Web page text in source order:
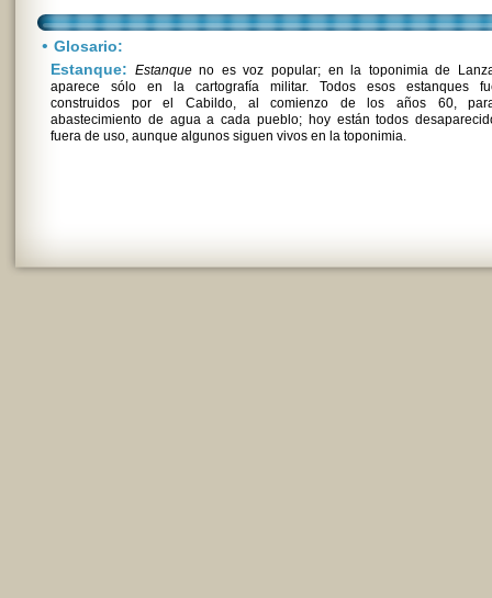
• Glosario:
Estanque: Estanqueno es voz popular; en la toponimia de
aparece sólo en la cartografía militar. Todos esos estanques
construidos por el Cabildo, al comienzo de los años 60,
abastecimiento de agua a cada pueblo; hoy están todos
fuera de uso, aunque algunos siguen vivos en la toponimia.